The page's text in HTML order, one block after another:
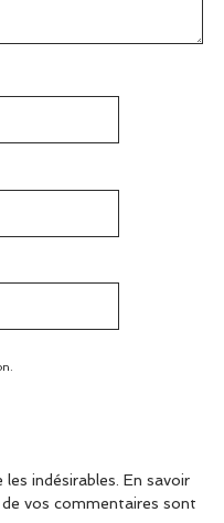
indésirables. En savoir
vos commentaires sont